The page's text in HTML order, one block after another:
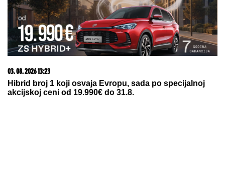
03. 08. 2026 14:21
Jelena Karleuša otkrila kako teku pripreme za gala